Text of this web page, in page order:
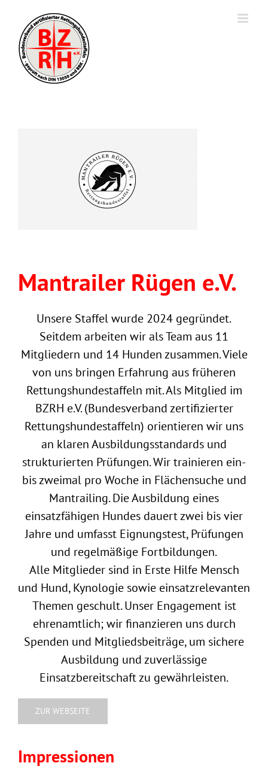
Mantrailer Rügen e.V.
Unsere Staffel wurde 2024 gegründet.
Seitdem arbeiten wir als Team aus 11
Mitgliedern und 14 Hunden zusammen. Viele
von uns bringen Erfahrung aus früheren
Rettungshundestaffeln mit. Als Mitglied im
BZRH e.V. (Bundesverband zertifizierter
Rettungshundestaffeln) orientieren wir uns
an klaren Ausbildungsstandards und
strukturierten Prüfungen. Wir trainieren ein-
bis zweimal pro Woche in Flächensuche und
Mantrailing. Die Ausbildung eines
einsatzfähigen Hundes dauert zwei bis vier
Jahre und umfasst Eignungstest, Prüfungen
und regelmäßige Fortbildungen.
Alle Mitglieder sind in Erste Hilfe Mensch
und Hund, Kynologie sowie einsatzrelevanten
Themen geschult. Unser Engagement ist
ehrenamtlich; wir finanzieren uns durch
Spenden und Mitgliedsbeiträge, um sichere
Ausbildung und zuverlässige
Einsatzbereitschaft zu gewährleisten.
ZUR WEBSEITE
Impressionen